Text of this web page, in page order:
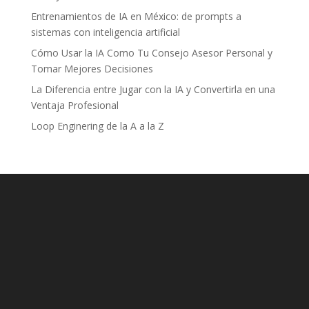
Entrenamientos de IA en México: de prompts a
sistemas con inteligencia artificial
Cómo Usar la IA Como Tu Consejo Asesor Personal y
Tomar Mejores Decisiones
La Diferencia entre Jugar con la IA y Convertirla en una
Ventaja Profesional
Loop Enginering de la A a la Z